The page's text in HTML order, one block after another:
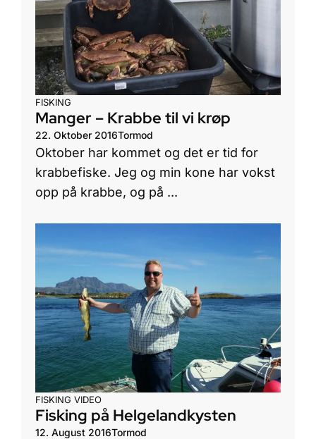
FISKING
Manger – Krabbe til vi krøp
22. Oktober 2016Tormod
Oktober har kommet og det er tid for
krabbefiske. Jeg og min kone har vokst
opp på krabbe, og på ...
FISKING VIDEO
Fisking på Helgelandkysten
12. August 2016Tormod